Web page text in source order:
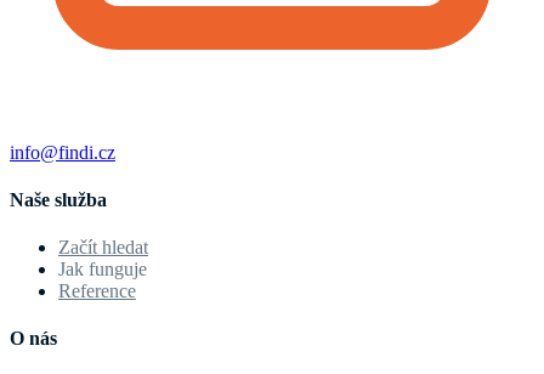
info@findi.cz
Naše služba
Začít hledat
Jak funguje
Reference
O nás